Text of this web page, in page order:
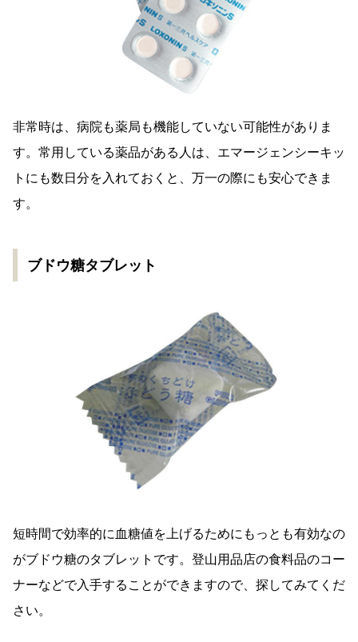
非常時は、病院も薬局も機能していない可能性がありま
す。常用している薬品がある人は、エマージェンシーキッ
トにも数日分を入れておくと、万一の際にも安心できま
す。
ブドウ糖タブレット
短時間で効率的に血糖値を上げるためにもっとも有効なの
がブドウ糖のタブレットです。登山用品店の食料品のコー
ナーなどで入手することができますので、探してみてくだ
さい。